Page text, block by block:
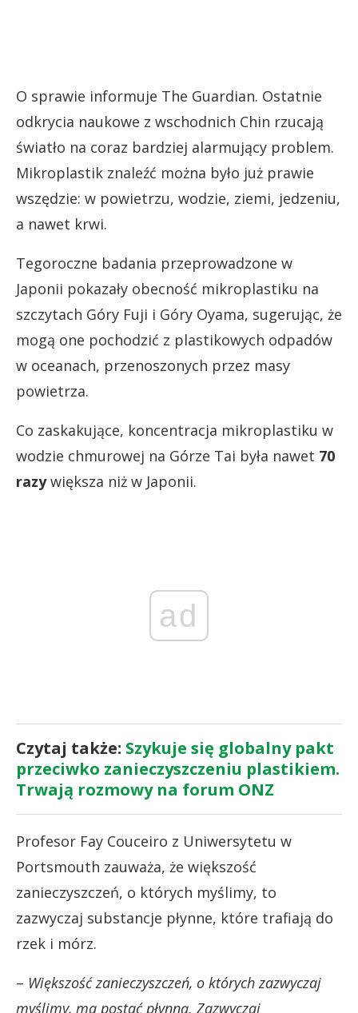
O sprawie informuje The Guardian. Ostatnie
odkrycia naukowe z wschodnich Chin rzucają
światło na coraz bardziej alarmujący problem.
Mikroplastik znaleźć można było już prawie
wszędzie: w powietrzu, wodzie, ziemi, jedzeniu,
a nawet krwi.
Tegoroczne badania przeprowadzone w
Japonii pokazały obecność mikroplastiku na
szczytach Góry Fuji i Góry Oyama, sugerując, że
mogą one pochodzić z plastikowych odpadów
w oceanach, przenoszonych przez masy
powietrza.
Co zaskakujące, koncentracja mikroplastiku w
wodzie chmurowej na Górze Tai była nawet 70
razywiększa niż w Japonii.
ad
Czytaj także: Szykuje się globalny pakt
przeciwko zanieczyszczeniu plastikiem.
Trwają rozmowy na forum ONZ
Profesor Fay Couceiro z Uniwersytetu w
Portsmouth zauważa, że większość
zanieczyszczeń, o których myślimy, to
zazwyczaj substancje płynne, które trafiają do
rzek i mórz.
– Większość zanieczyszczeń, o których zazwyczaj
myślimy, ma postać płynną. Zazwyczaj